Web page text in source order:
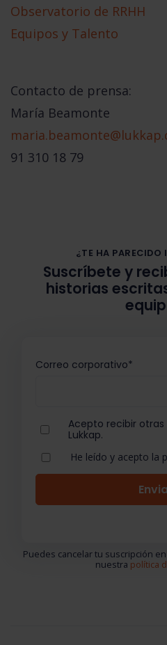
Observatorio de RRHH
Equipos y Talento
Contacto de prensa:
María Beamonte
91 310 18 79
¿TE HA PARECIDO
Suscríbete y
historias
Correo corporativo*
Acepto recibir
Lukkap.
He leído y acepto la
Puedes cancelar tu suscripción
nuestra política